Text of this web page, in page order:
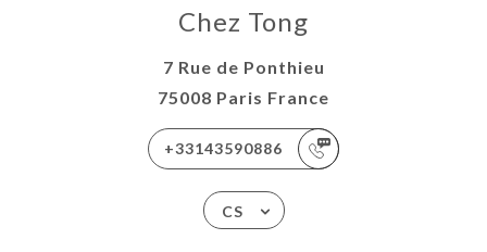
Chez Tong
7 Rue de Ponthieu
75008 Paris France
+33143590886
CS